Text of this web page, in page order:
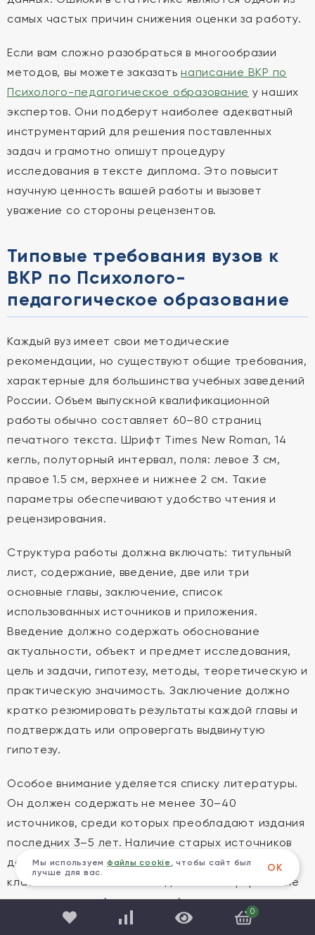
самых частых причин снижения оценки за работу.
Если вам сложно разобраться в многообразии
методов, вы можете заказать написание ВКР по
Психолого-педагогическое образование у наших
экспертов. Они подберут наиболее адекватный
инструментарий для решения поставленных
задач и грамотно опишут процедуру
исследования в тексте диплома. Это повысит
научную ценность вашей работы и вызовет
уважение со стороны рецензентов.
Типовые требования вузов к
ВКР по Психолого-
педагогическое образование
Каждый вуз имеет свои методические
рекомендации, но существуют общие требования,
характерные для большинства учебных заведений
России. Объем выпускной квалификационной
работы обычно составляет 60–80 страниц
печатного текста. Шрифт Times New Roman, 14
кегль, полуторный интервал, поля: левое 3 см,
правое 1.5 см, верхнее и нижнее 2 см. Такие
параметры обеспечивают удобство чтения и
рецензирования.
Структура работы должна включать: титульный
лист, содержание, введение, две или три
основные главы, заключение, список
использованных источников и приложения.
Введение должно содержать обоснование
актуальности, объект и предмет исследования,
цель и задачи, гипотезу, методы, теоретическую и
практическую значимость. Заключение должно
кратко резюмировать результаты каждой главы и
подтверждать или опровергать выдвинутую
гипотезу.
Особое внимание уделяется списку литературы.
Он должен содержать не менее 30–40
источников, среди которых преобладают издания
последних 3–5 лет. Наличие старых источников
допустимо только для фундаментальных трудов
классиков психологии и педагогики. Оформление
ссылок должно быть единообразным и
соответствовать ГОСТ Р 7.0.100–2018. Нарушение
0
Мы используем файлы cookie , чтобы сайт был
лучше для вас.
ОК